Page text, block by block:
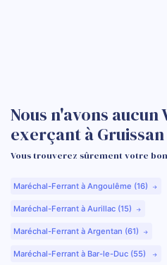
Nous n'avons
exerçant à
Vous trouverez sûrement votre
Maréchal-Ferrant à Angoulême (16)
Maréchal-Ferrant à Aurillac (15)
Maréchal-Ferrant à Argentan (61)
Maréchal-Ferrant à Bar-le-Duc (55)